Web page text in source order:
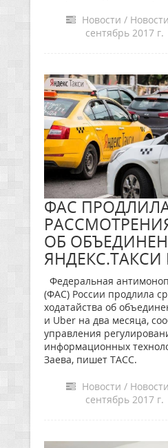
Новости /
сентябрь 2017 г.
ФАС
ОБ
ЯНДЕКС.ТАКСИ
Федеральная
(ФАС) России продлила
ходатайства об
и Uber на два месяца,
управления
информационных
Заева, пишет ТАСС.
Новости /
сентябрь 2017 г.